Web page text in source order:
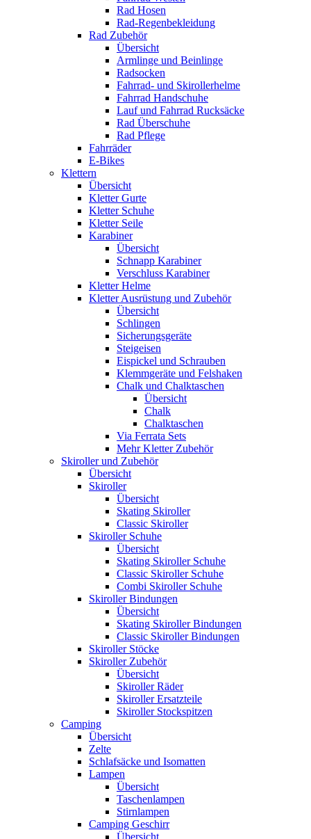
Rad Hosen
Rad-Regenbekleidung
Rad Zubehör
Übersicht
Armlinge und Beinlinge
Radsocken
Fahrrad- und Skirollerhelme
Fahrrad Handschuhe
Lauf und Fahrrad Rucksäcke
Rad Überschuhe
Rad Pflege
Fahrräder
E-Bikes
Klettern
Übersicht
Kletter Gurte
Kletter Schuhe
Kletter Seile
Karabiner
Übersicht
Schnapp Karabiner
Verschluss Karabiner
Kletter Helme
Kletter Ausrüstung und Zubehör
Übersicht
Schlingen
Sicherungsgeräte
Steigeisen
Eispickel und Schrauben
Klemmgeräte und Felshaken
Chalk und Chalktaschen
Übersicht
Chalk
Chalktaschen
Via Ferrata Sets
Mehr Kletter Zubehör
Skiroller und Zubehör
Übersicht
Skiroller
Übersicht
Skating Skiroller
Classic Skiroller
Skiroller Schuhe
Übersicht
Skating Skiroller Schuhe
Classic Skiroller Schuhe
Combi Skiroller Schuhe
Skiroller Bindungen
Übersicht
Skating Skiroller Bindungen
Classic Skiroller Bindungen
Skiroller Stöcke
Skiroller Zubehör
Übersicht
Skiroller Räder
Skiroller Ersatzteile
Skiroller Stockspitzen
Camping
Übersicht
Zelte
Schlafsäcke und Isomatten
Lampen
Übersicht
Taschenlampen
Stirnlampen
Camping Geschirr
Übersicht